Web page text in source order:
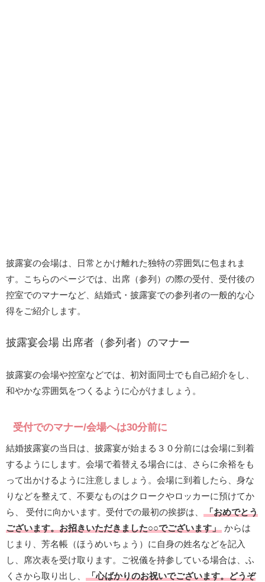
披露宴の会場は、日常とかけ離れた独特の雰囲気に包まれま
す。こちらのページでは、出席（参列）の際の受付、受付後の
控室でのマナーなど、結婚式・披露宴での参列者の一般的な心
得をご紹介します。
披露宴会場 出席者（参列者）のマナー
披露宴の会場や控室などでは、初対面同士でも自己紹介をし、
和やかな雰囲気をつくるように心がけましょう。
受付でのマナー/会場へは30分前に
結婚披露宴の当日は、披露宴が始まる３０分前には会場に到着
するようにします。会場で着替える場合には、さらに余裕をも
って出かけるように注意しましょう。会場に到着したら、身な
りなどを整えて、不要なものはクロークやロッカーに預けてか
ら、 受付に向かいます。受付での最初の挨拶は、
「おめでとう
ございます。お招きいただきました○○でございます」からは
じまり、芳名帳（ほうめいちょう）に自身の姓名などを記入
し、席次表を受け取ります。ご祝儀を持参している場合は、ふ
くさから取り出し、
「心ばかりのお祝いでございます。どうぞ